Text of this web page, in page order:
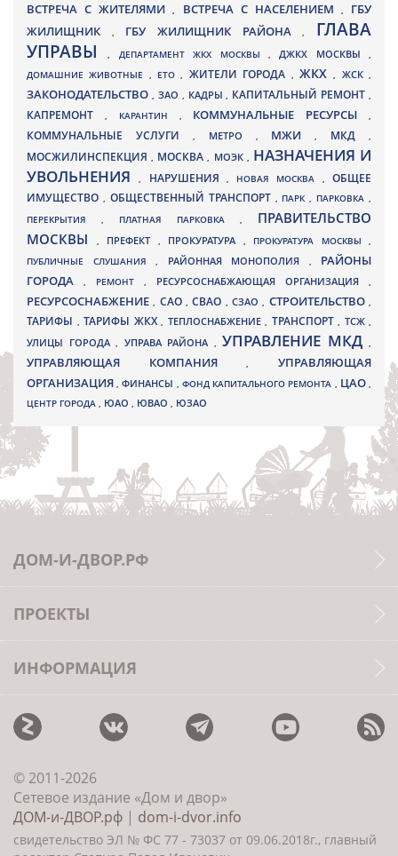
ВСТРЕЧА С ЖИТЕЛЯМИ, ВСТРЕЧА С НАСЕЛЕНИЕМ , ГБУ
ЖИЛИЩНИК
, ГБУ ЖИЛИЩНИК РАЙОНА, ГЛАВА
УПРАВЫ, ДЕПАРТАМЕНТ ЖКХ МОСКВЫ ,ДЖКХ МОСКВЫ ,
ДОМАШНИЕ ЖИВОТНЫЕ , ЕТО, ЖИТЕЛИ ГОРОДА , ЖКХ, ЖСК,
ЗАКОНОДАТЕЛЬСТВО , ЗАО , КАДРЫ, КАПИТАЛЬНЫЙ РЕМОНТ ,
КАПРЕМОНТ , КАРАНТИН , КОММУНАЛЬНЫЕ РЕСУРСЫ,
КОММУНАЛЬНЫЕ УСЛУГИ , МЕТРО , МЖИ, МКД ,
МОСЖИЛИНСПЕКЦИЯ, МОСКВА , МОЭК , НАЗНАЧЕНИЯ И
УВОЛЬНЕНИЯ, НАРУШЕНИЯ , НОВАЯ МОСКВА ,ОБЩЕЕ
ИМУЩЕСТВО , ОБЩЕСТВЕННЫЙ ТРАНСПОРТ , ПАРК, ПАРКОВКА ,
ПЕРЕКРЫТИЯ , ПЛАТНАЯ ПАРКОВКА , ПРАВИТЕЛЬСТВО
МОСКВЫ
, ПРЕФЕКТ , ПРОКУРАТУРА , ПРОКУРАТУРА МОСКВЫ ,
ПУБЛИЧНЫЕ СЛУШАНИЯ , РАЙОННАЯ МОНОПОЛИЯ , РАЙОНЫ
ГОРОДА
, РЕМОНТ , РЕСУРСОСНАБЖАЮЩАЯ ОРГАНИЗАЦИЯ ,
РЕСУРСОСНАБЖЕНИЕ, САО,СВАО ,СЗАО, СТРОИТЕЛЬСТВО,
ТАРИФЫ , ТАРИФЫ ЖКХ , ТЕПЛОСНАБЖЕНИЕ , ТРАНСПОРТ , ТСЖ ,
УЛИЦЫ ГОРОДА , УПРАВА РАЙОНА , УПРАВЛЕНИЕ МКД ,
УПРАВЛЯЮЩАЯ КОМПАНИЯ,УПРАВЛЯЮЩАЯ
ОРГАНИЗАЦИЯ,ФИНАНСЫ , ФОНД КАПИТАЛЬНОГО РЕМОНТА , ЦАО,
ЦЕНТР ГОРОДА , ЮАО , ЮВАО , ЮЗАО
ДОМ-И-ДВОР.РФ
ПРОЕКТЫ
ИНФОРМАЦИЯ
© 2011-2026
Сетевое издание «Дом и двор»
ДОМ-и-ДВОР.рф | dom-i-dvor.info
свидетельство ЭЛ № ФС 77 - 73037 от 09.06.2018г., главный